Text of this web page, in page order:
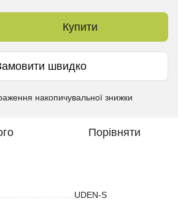
Купити
швидко
накопичувальної знижки
Порівняти
UDEN-S